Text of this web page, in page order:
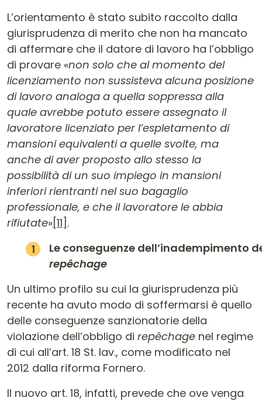
L’orientamento è stato subito raccolto dalla
giurisprudenza di merito che non ha mancato
di affermare che il datore di lavoro ha l’obbligo
di provare «non solo che al momento del
licenziamento non sussisteva alcuna posizione
di lavoro analoga a quella soppressa alla
quale avrebbe potuto essere assegnato il
lavoratore licenziato per l’espletamento di
mansioni equivalenti a quelle svolte, ma
anche di aver proposto allo stesso la
possibilità di un suo impiego in mansioni
inferiori rientranti nel suo bagaglio
professionale, e che il lavoratore le abbia
rifiutate»[11] .
Le conseguenze dell’inadempimento
repêchage
Un ultimo profilo su cui la giurisprudenza più
recente ha avuto modo di soffermarsi è quello
delle conseguenze sanzionatorie della
violazione dell’obbligo di repêchage nel regime
di cui all’art. 18 St. lav., come modificato nel
2012 dalla riforma Fornero.
Il nuovo art. 18, infatti, prevede che ove venga